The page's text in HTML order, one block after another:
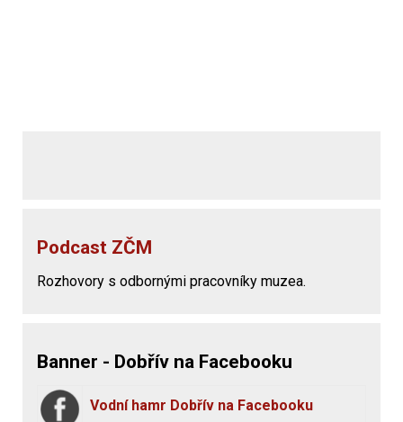
Podcast ZČM
Rozhovory s odbornými pracovníky muzea.
Banner - Dobřív na Facebooku
Vodní hamr Dobřív na Facebooku